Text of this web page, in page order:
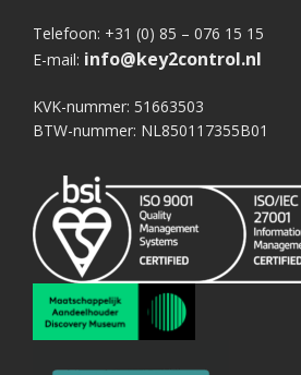
Telefoon: +31 (0) 85 – 076 15 15
E-mail: info@key2control.nl
KVK-nummer: 51663503
BTW-nummer: NL850117355B01